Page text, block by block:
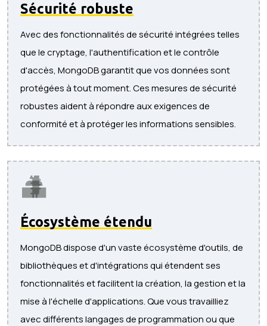
Sécurité robuste
Avec des fonctionnalités de sécurité intégrées telles
que le cryptage, l'authentification et le contrôle
d'accès, MongoDB garantit que vos données sont
protégées à tout moment. Ces mesures de sécurité
robustes aident à répondre aux exigences de
conformité et à protéger les informations sensibles.
Écosystème étendu
MongoDB dispose d'un vaste écosystème d'outils, de
bibliothèques et d'intégrations qui étendent ses
fonctionnalités et facilitent la création, la gestion et la
mise à l'échelle d'applications. Que vous travailliez
avec différents langages de programmation ou que